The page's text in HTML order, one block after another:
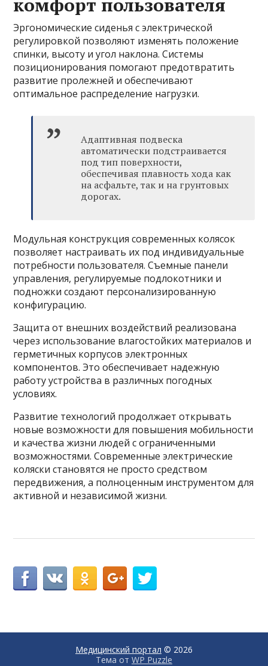
Эргономические сиденья с электрической
регулировкой позволяют изменять положение
спинки, высоту и угол наклона. Системы
позиционирования помогают предотвратить
развитие пролежней и обеспечивают
оптимальное распределение нагрузки.
Адаптивная подвеска
автоматически подстраивается
под тип поверхности,
обеспечивая плавность хода как
на асфальте, так и на грунтовых
дорогах.
Модульная конструкция современных колясок
позволяет настраивать их под индивидуальные
потребности пользователя. Съемные панели
управления, регулируемые подлокотники и
подножки создают персонализированную
конфигурацию.
Защита от внешних воздействий реализована
через использование влагостойких материалов и
герметичных корпусов электронных
компонентов. Это обеспечивает надежную
работу устройства в различных погодных
условиях.
Развитие технологий продолжает открывать
новые возможности для повышения мобильности
и качества жизни людей с ограниченными
возможностями. Современные электрические
коляски становятся не просто средством
передвижения, а полноценным инструментом для
активной и независимой жизни.
Медицинский портал © 2026
Тема от WP Puzzle